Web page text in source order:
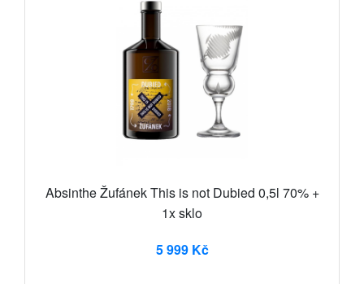
Absinthe Žufánek This is not Dubied 0,5l 70% +
1x sklo
5 999 Kč